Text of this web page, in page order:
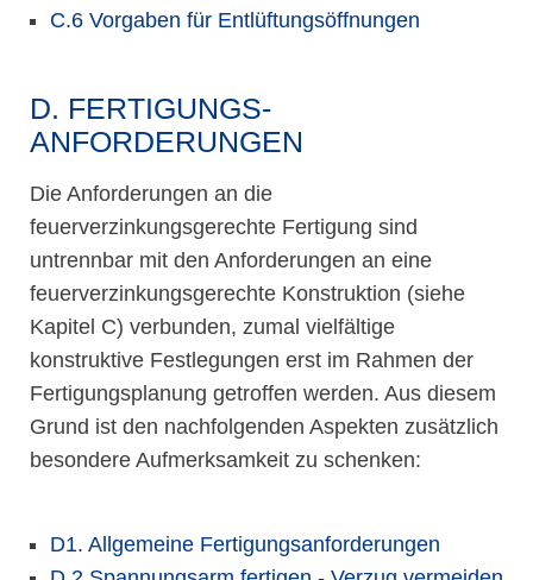
C.6 Vorgaben für Entlüftungsöffnungen
D. FERTIGUNGS­
ANFORDERUNGEN
Die Anforderungen an die
feuerverzinkungsgerechte Fertigung sind
untrennbar mit den Anforderungen an eine
feuerverzinkungsgerechte Konstruktion (siehe
Kapitel C) verbunden, zumal vielfältige
konstruktive Festlegungen erst im Rahmen der
Fertigungsplanung getroffen werden. Aus diesem
Grund ist den nachfolgenden Aspekten zusätzlich
besondere Aufmerksamkeit zu schenken:
D1. Allgemeine Fertigungsanforderungen